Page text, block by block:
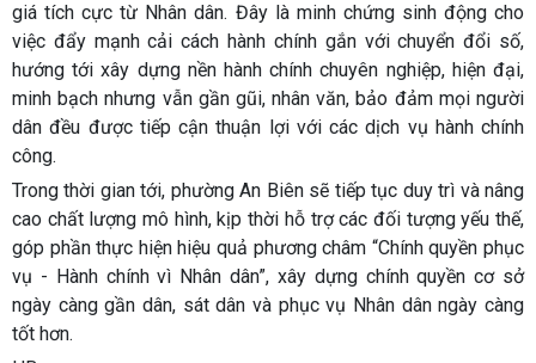
giá tích cực từ Nhân dân. Đây là minh chứng sinh động cho
việc đẩy mạnh cải cách hành chính gắn với chuyển đổi số,
hướng tới xây dựng nền hành chính chuyên nghiệp, hiện đại,
minh bạch nhưng vẫn gần gũi, nhân văn, bảo đảm mọi người
dân đều được tiếp cận thuận lợi với các dịch vụ hành chính
công.
Trong thời gian tới, phường An Biên sẽ tiếp tục duy trì và nâng
cao chất lượng mô hình, kịp thời hỗ trợ các đối tượng yếu thế,
góp phần thực hiện hiệu quả phương châm “Chính quyền phục
vụ - Hành chính vì Nhân dân”, xây dựng chính quyền cơ sở
ngày càng gần dân, sát dân và phục vụ Nhân dân ngày càng
tốt hơn.